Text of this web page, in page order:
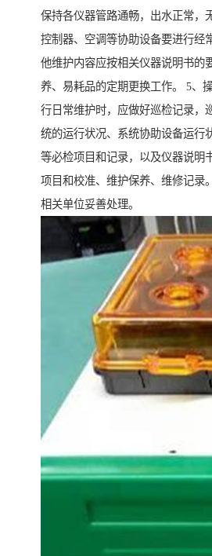
保持各仪器管路通畅，出水正常，
控制器、空调等协助设备要进行经
他维护内容应按相关仪器说明书的
养、易耗品的定期更换工作。 5、
行日常维护时，应做好巡检记录，
统的运行状况、系统协助设备运行
等必检项目和记录，以及仪器说明
项目和校准、维护保养、维修记录
相关单位妥善处理。